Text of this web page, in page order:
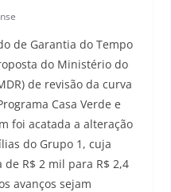
de Garantia do Tempo
do Ministério do
de revisão da curva
Casa Verde e
foi acatada a alteração
do Grupo 1, cuja
R$ 2 mil para R$ 2,4
avanços sejam